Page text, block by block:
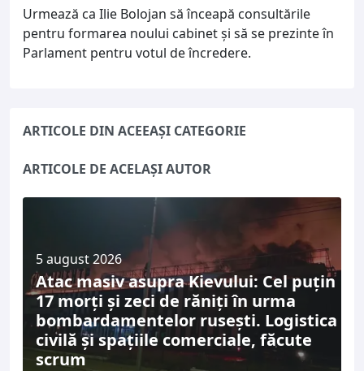
Urmează ca Ilie Bolojan să înceapă consultările
pentru formarea noului cabinet și să se prezinte în
Parlament pentru votul de încredere.
ARTICOLE DIN ACEEAȘI CATEGORIE
ARTICOLE DE ACELAȘI AUTOR
5 august 2026
Atac masiv asupra Kievului: Cel puțin
17 morți și zeci de răniți în urma
bombardamentelor rusești. Logistica
civilă și spațiile comerciale, făcute
scrum